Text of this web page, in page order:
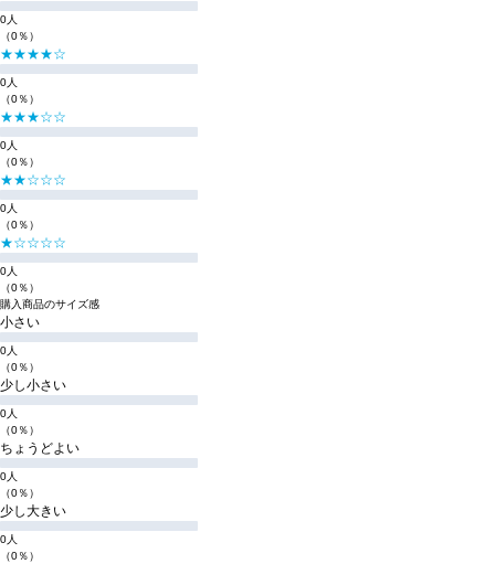
0人
（0％）
★★★★☆
0人
（0％）
★★★☆☆
0人
（0％）
★★☆☆☆
0人
（0％）
★☆☆☆☆
0人
（0％）
購入商品のサイズ感
小さい
0人
（0％）
少し小さい
0人
（0％）
ちょうどよい
0人
（0％）
少し大きい
0人
（0％）